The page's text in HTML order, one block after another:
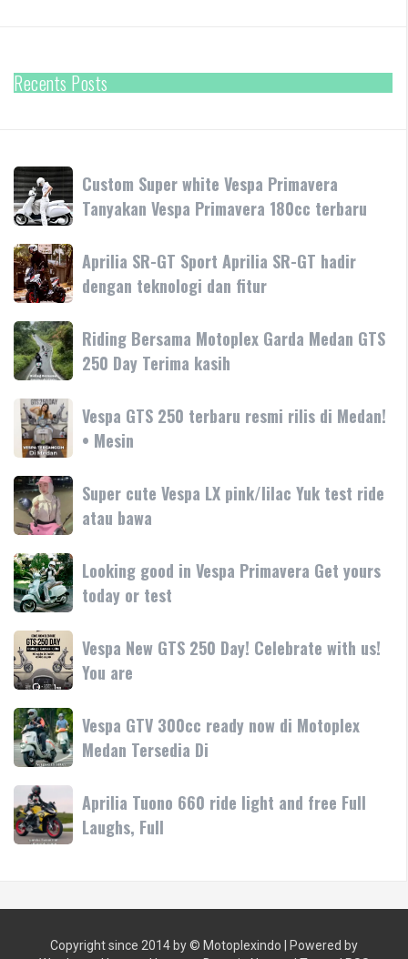
Recents Posts
Custom
Super
white
Vespa
Primavera
Tanyakan
Vespa
Primavera
180cc
terbaru
Custom Super white Vespa Primavera
Tanyakan Vespa Primavera 180cc terbaru
Aprilia
SR-
GT
Sport
Aprilia
SR-
GT
hadir
dengan
teknologi
dan
fitur
Aprilia SR-GT Sport Aprilia SR-GT hadir
dengan teknologi dan fitur
Riding
Bersama
Motoplex
Garda
Medan
GTS
250
Day
Terima
kasih
Riding Bersama Motoplex Garda Medan GTS
250 Day Terima kasih
Vespa
GTS
250
terbaru
resmi
rilis
di
Medan!
•
Mesin
Vespa GTS 250 terbaru resmi rilis di Medan!
• Mesin
Super
cute
Vespa
LX
pink/lilac
Yuk
test
ride
atau
bawa
Super cute Vespa LX pink/lilac Yuk test ride
atau bawa
Looking
good
in
Vespa
Primavera
Get
yours
today
or
test
Looking good in Vespa Primavera Get yours
today or test
Vespa
New
GTS
250
Day!
Celebrate
with
us!
You
are
Vespa New GTS 250 Day! Celebrate with us!
You are
Vespa
GTV
300cc
ready
now
di
Motoplex
Di
Vespa GTV 300cc ready now di Motoplex
Medan Tersedia Di
Aprilia
Tuono
660
Aprilia Tuono 660 ride light and free Full
Laughs, Full
Copyright since 2014 by © Motoplexindo | Powered by